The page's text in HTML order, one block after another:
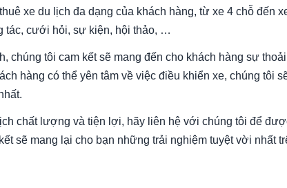
xe du lịch đa dạng của khách hàng, từ xe 4 chỗ đến
tác, cưới hỏi, sự kiện, hội thảo, …
chúng tôi cam kết sẽ mang đến cho khách hàng sự thoải
hàng có thể yên tâm về việc điều khiển xe, chúng tôi
chất lượng và tiện lợi, hãy liên hệ với chúng tôi để
sẽ mang lại cho bạn những trải nghiệm tuyệt vời nhất